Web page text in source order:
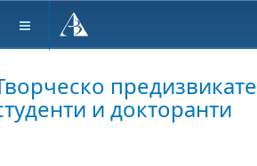
и докторанти